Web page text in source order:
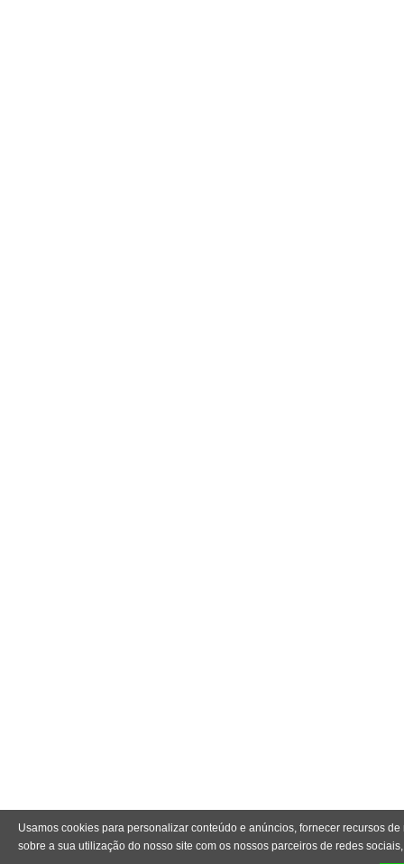
Usamos cookies para personalizar conteúdo e anúncios, fornecer recursos
sobre a sua utilização do nosso site com os nossos parceiros de redes